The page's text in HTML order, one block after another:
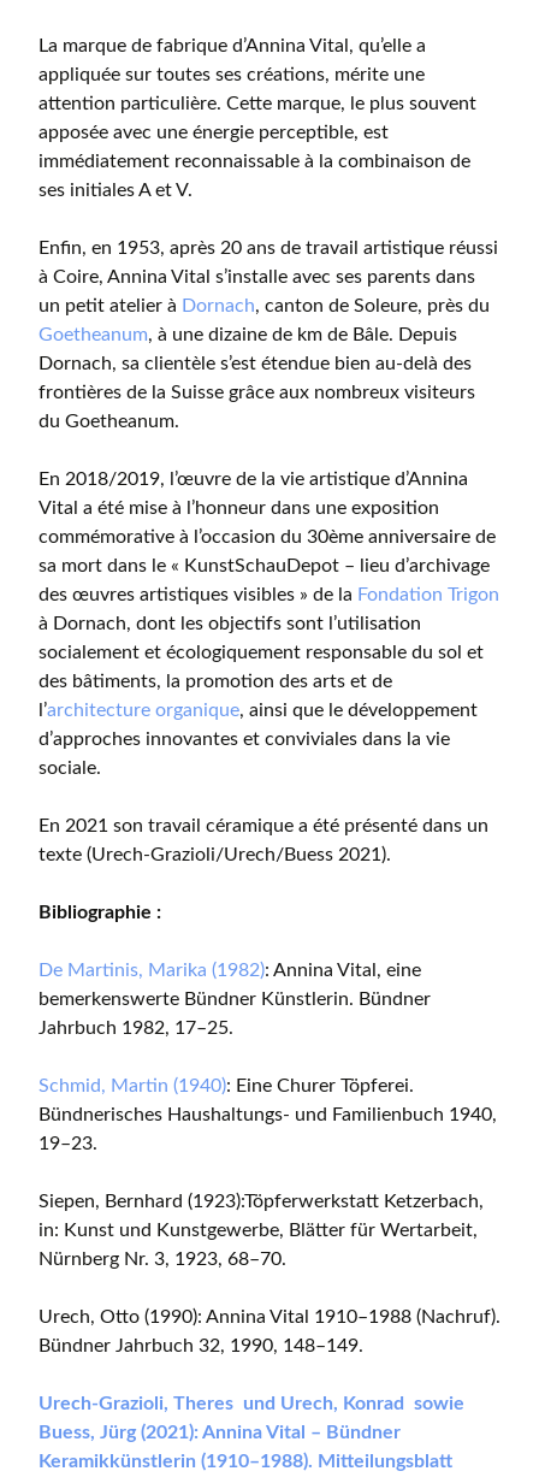
La marque de fabrique d’Annina Vital, qu’elle a
appliquée sur toutes ses créations, mérite une
attention particulière. Cette marque, le plus souvent
apposée avec une énergie perceptible, est
immédiatement reconnaissable à la combinaison de
ses initiales A et V.
Enfin, en 1953, après 20 ans de travail artistique réussi
à Coire, Annina Vital s’installe avec ses parents dans
un petit atelier à Dornach, canton de Soleure, près du
Goetheanum, à une dizaine de km de Bâle. Depuis
Dornach, sa clientèle s’est étendue bien au-delà des
frontières de la Suisse grâce aux nombreux visiteurs
du Goetheanum.
En 2018/2019, l’œuvre de la vie artistique d’Annina
Vital a été mise à l’honneur dans une exposition
commémorative à l’occasion du 30ème anniversaire de
sa mort dans le « KunstSchauDepot – lieu d’archivage
des œuvres artistiques visibles » de la Fondation Trigon
à Dornach, dont les objectifs sont l’utilisation
socialement et écologiquement responsable du sol et
des bâtiments, la promotion des arts et de
l’architecture organique, ainsi que le développement
d’approches innovantes et conviviales dans la vie
sociale.
En 2021 son travail céramique a été présenté dans un
texte (Urech-Grazioli/Urech/Buess 2021).
Bibliographie :
De Martinis, Marika (1982): Annina Vital, eine
bemerkenswerte Bündner Künstlerin. Bündner
Jahrbuch 1982, 17–25.
Schmid, Martin (1940): Eine Churer Töpferei.
Bündnerisches Haushaltungs- und Familienbuch 1940,
19–23.
Siepen, Bernhard (1923):Töpferwerkstatt Ketzerbach,
in: Kunst und Kunstgewerbe, Blätter für Wertarbeit,
Nürnberg Nr. 3, 1923, 68–70.
Urech, Otto (1990): Annina Vital 1910–1988 (Nachruf).
Bündner Jahrbuch 32, 1990, 148–149.
Urech-Grazioli, Theres und Urech, Konrad sowie
Buess, Jürg (2021): Annina Vital – Bündner
Keramikkünstlerin (1910–1988). Mitteilungsblatt